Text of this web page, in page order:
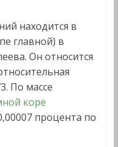
находится в
главной) в
Он относится
По массе
коре
процента по